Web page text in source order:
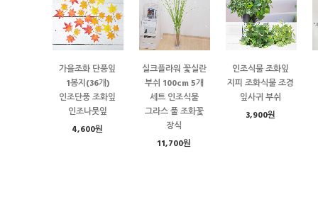
가을조화 단풍잎
1봉지(36개)
인조단풍 조화잎
인조나뭇잎
4,600원
실크플라워 꽃실란
부쉬 100cm 5개
세트 인조식물
그라스 풀 조화꽃
장식
11,700원
인조식물 조화잎
지피 조화식물 조경
잎사귀 부쉬
3,900원